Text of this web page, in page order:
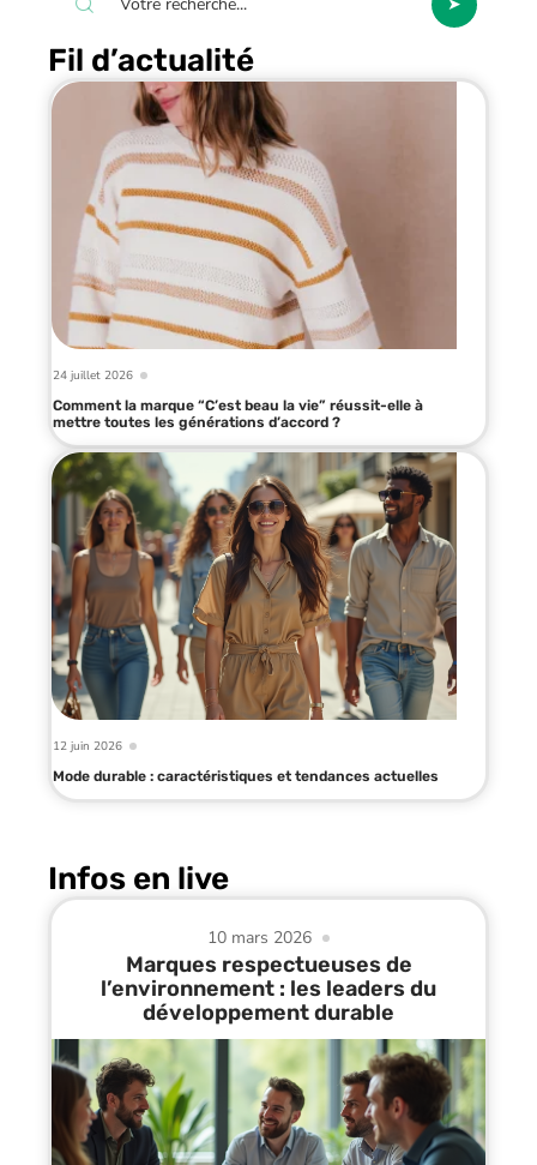
Fil d’actualité
24 juillet 2026
Comment la marque “C’est beau la vie” réussit-elle à
mettre toutes les générations d’accord ?
12 juin 2026
Mode durable : caractéristiques et tendances actuelles
Infos en live
10 mars 2026
Marques respectueuses de
l’environnement : les leaders du
développement durable